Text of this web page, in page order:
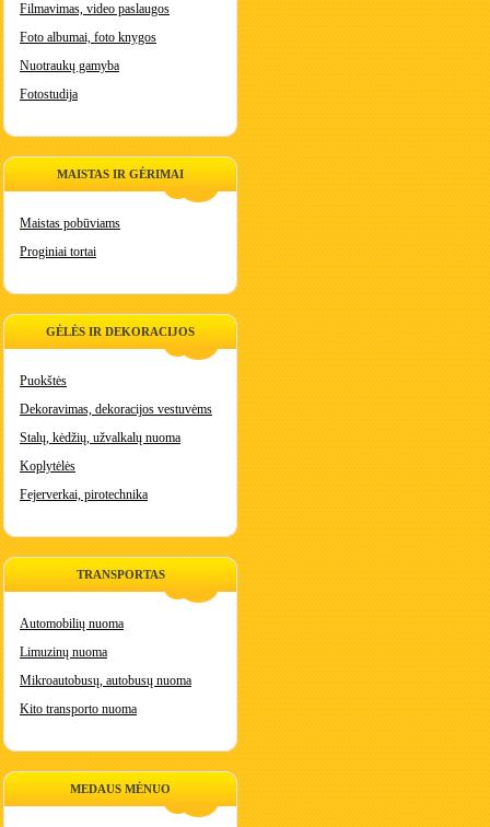
Filmavimas, video paslaugos
Foto albumai, foto knygos
Nuotraukų gamyba
Fotostudija
MAISTAS IR GĖRIMAI
Maistas pobūviams
Proginiai tortai
GĖLĖS IR DEKORACIJOS
Puokštės
Dekoravimas, dekoracijos vestuvėms
Stalų, kėdžių, užvalkalų nuoma
Koplytėlės
Fejerverkai, pirotechnika
TRANSPORTAS
Automobilių nuoma
Limuzinų nuoma
Mikroautobusų, autobusų nuoma
Kito transporto nuoma
MEDAUS MĖNUO